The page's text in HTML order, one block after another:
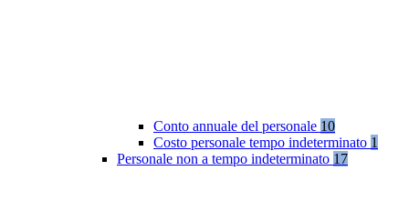
Conto annuale del personale 10
Costo personale tempo indeterminato 1
Personale non a tempo indeterminato 17